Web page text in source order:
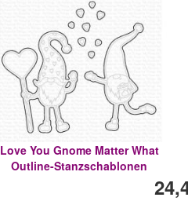
Love You Gnome Matter What
Outline-Stanzschablonen